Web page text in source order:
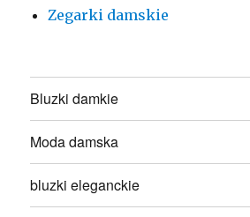
Zegarki damskie
Bluzki damkie
Moda damska
bluzki eleganckie